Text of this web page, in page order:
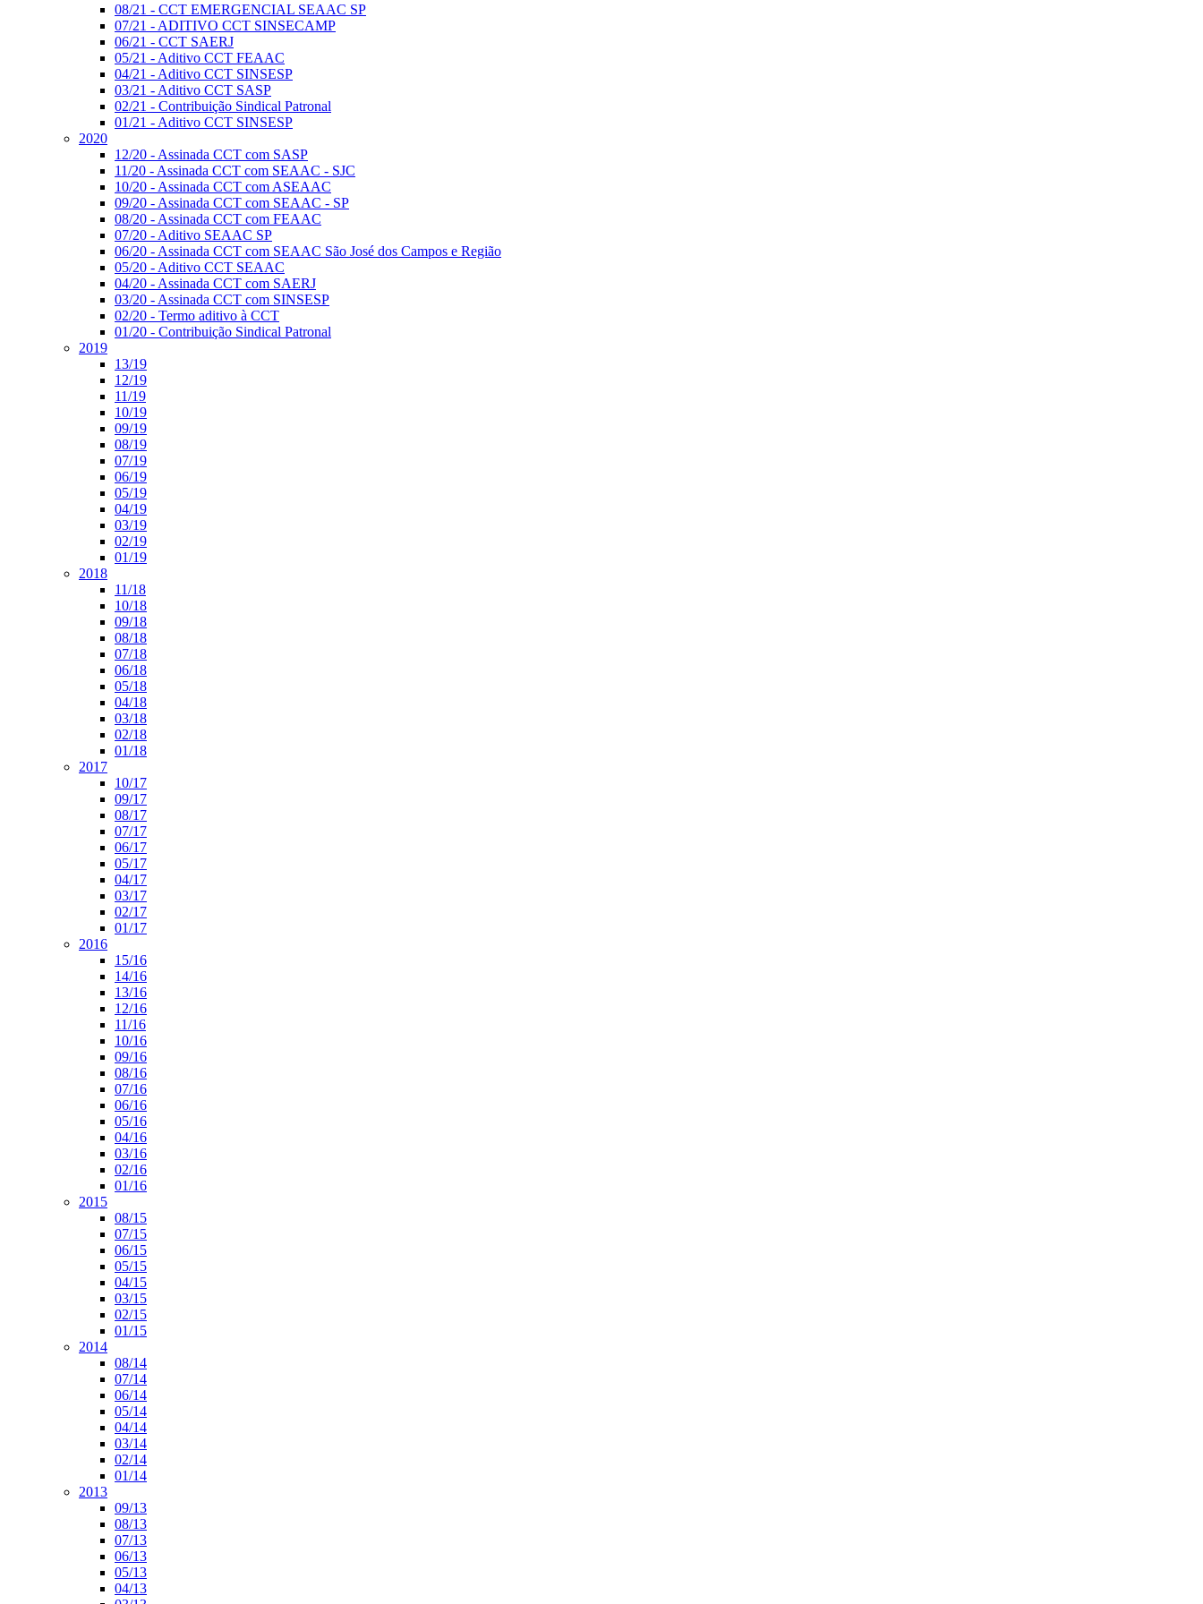
08/21 - CCT EMERGENCIAL SEAAC SP
07/21 - ADITIVO CCT SINSECAMP
06/21 - CCT SAERJ
05/21 - Aditivo CCT FEAAC
04/21 - Aditivo CCT SINSESP
03/21 - Aditivo CCT SASP
02/21 - Contribuição Sindical Patronal
01/21 - Aditivo CCT SINSESP
2020
12/20 - Assinada CCT com SASP
11/20 - Assinada CCT com SEAAC - SJC
10/20 - Assinada CCT com ASEAAC
09/20 - Assinada CCT com SEAAC - SP
08/20 - Assinada CCT com FEAAC
07/20 - Aditivo SEAAC SP
06/20 - Assinada CCT com SEAAC São José dos Campos e Região
05/20 - Aditivo CCT SEAAC
04/20 - Assinada CCT com SAERJ
03/20 - Assinada CCT com SINSESP
02/20 - Termo aditivo à CCT
01/20 - Contribuição Sindical Patronal
2019
13/19
12/19
11/19
10/19
09/19
08/19
07/19
06/19
05/19
04/19
03/19
02/19
01/19
2018
11/18
10/18
09/18
08/18
07/18
06/18
05/18
04/18
03/18
02/18
01/18
2017
10/17
09/17
08/17
07/17
06/17
05/17
04/17
03/17
02/17
01/17
2016
15/16
14/16
13/16
12/16
11/16
10/16
09/16
08/16
07/16
06/16
05/16
04/16
03/16
02/16
01/16
2015
08/15
07/15
06/15
05/15
04/15
03/15
02/15
01/15
2014
08/14
07/14
06/14
05/14
04/14
03/14
02/14
01/14
2013
09/13
08/13
07/13
06/13
05/13
04/13